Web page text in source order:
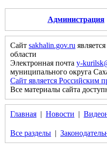
Администрация
Сайт sakhalin.gov.ru
области
Электронная почта y-
муниципального округа
Сайт является Российским
Все материалы сайта
Главная | Новости |
Все разделы |